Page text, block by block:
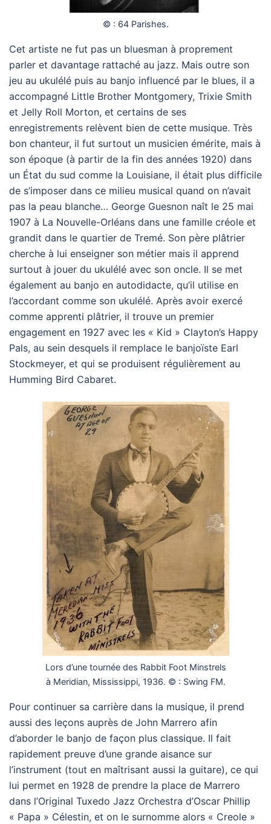
© : 64 Parishes.
Cet artiste ne fut pas un bluesman à proprement
parler et davantage rattaché au jazz. Mais outre son
jeu au ukulélé puis au banjo influencé par le blues, il a
accompagné Little Brother Montgomery, Trixie Smith
et Jelly Roll Morton, et certains de ses
enregistrements relèvent bien de cette musique. Très
bon chanteur, il fut surtout un musicien émérite, mais à
son époque (à partir de la fin des années 1920) dans
un État du sud comme la Louisiane, il était plus difficile
de s’imposer dans ce milieu musical quand on n’avait
pas la peau blanche… George Guesnon naît le 25 mai
1907 à La Nouvelle-Orléans dans une famille créole et
grandit dans le quartier de Tremé. Son père plâtrier
cherche à lui enseigner son métier mais il apprend
surtout à jouer du ukulélé avec son oncle. Il se met
également au banjo en autodidacte, qu’il utilise en
l’accordant comme son ukulélé. Après avoir exercé
comme apprenti plâtrier, il trouve un premier
engagement en 1927 avec les « Kid » Clayton’s Happy
Pals, au sein desquels il remplace le banjoïste Earl
Stockmeyer, et qui se produisent régulièrement au
Humming Bird Cabaret.
Lors d’une tournée des Rabbit Foot Minstrels
à Meridian, Mississippi, 1936. © : Swing FM.
Pour continuer sa carrière dans la musique, il prend
aussi des leçons auprès de John Marrero afin
d’aborder le banjo de façon plus classique. Il fait
rapidement preuve d’une grande aisance sur
l’instrument (tout en maîtrisant aussi la guitare), ce qui
lui permet en 1928 de prendre la place de Marrero
dans l’Original Tuxedo Jazz Orchestra d’Oscar Phillip
« Papa » Célestin, et on le surnomme alors « Creole »